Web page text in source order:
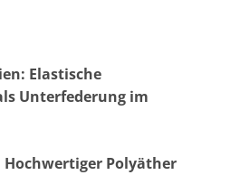
Elastische
Unterfederung im
Polyäther